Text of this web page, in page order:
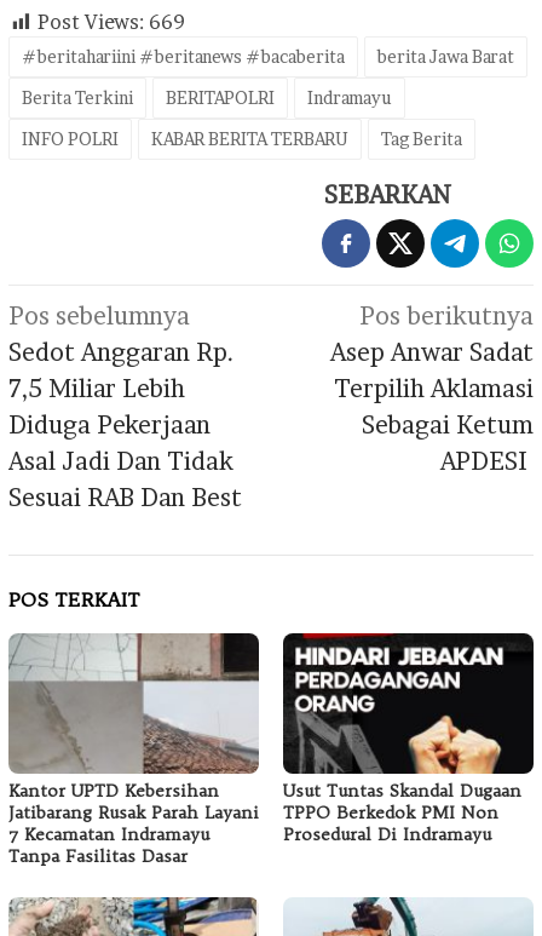
Post Views: 669
#beritahariini #beritanews #bacaberita
berita Jawa Barat
Berita Terkini
BERITAPOLRI
Indramayu
INFO POLRI
KABAR BERITA TERBARU Tag Berita
SEBARKAN
Navigasi
pos
Pos sebelumnya
Sedot Anggaran Rp.
7,5 Miliar Lebih
Diduga Pekerjaan
Asal Jadi Dan Tidak
Sesuai RAB Dan Best
Pos berikutnya
Asep Anwar Sadat
Terpilih Aklamasi
Sebagai Ketum
APDESI
POS TERKAIT
Kantor UPTD Kebersihan
Jatibarang Rusak Parah Layani
7 Kecamatan Indramayu
Tanpa Fasilitas Dasar
Usut Tuntas Skandal Dugaan
TPPO Berkedok PMI Non
Prosedural Di Indramayu